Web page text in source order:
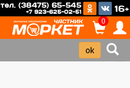
тел. (38475) 65-545
+7 923-625-02-51 16+
0
›